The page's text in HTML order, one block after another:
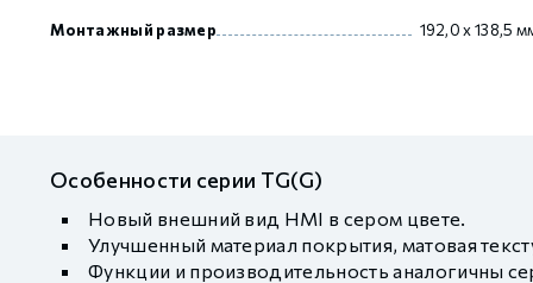
Монтажный размер 192,0 x 138,5
Особенности серии TG(G)
Новый внешний вид HMI в сером цвете.
Улучшенный материал покрытия, матовая
Функции и производительность аналогичны